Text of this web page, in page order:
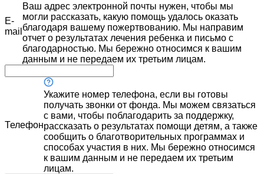
E-
mail
Ваш адрес электронной почты нужен, чтобы мы
могли рассказать, какую помощь удалось оказать
благодаря вашему пожертвованию. Мы направим
отчет о результатах лечения ребенка и письмо с
благодарностью. Мы бережно относимся к вашим
данным и не передаем их третьим лицам.
Телефон
Укажите номер телефона, если вы готовы
получать звонки от фонда. Мы можем связаться
с вами, чтобы поблагодарить за поддержку,
рассказать о результатах помощи детям, а также
сообщить о благотворительных программах и
способах участия в них. Мы бережно относимся
к вашим данным и не передаем их третьим
лицам.